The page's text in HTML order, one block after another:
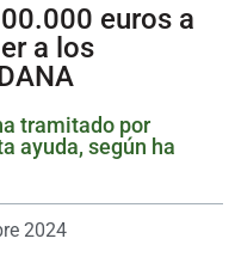
euros a
a los
tramitado por
ayuda, según ha
2024